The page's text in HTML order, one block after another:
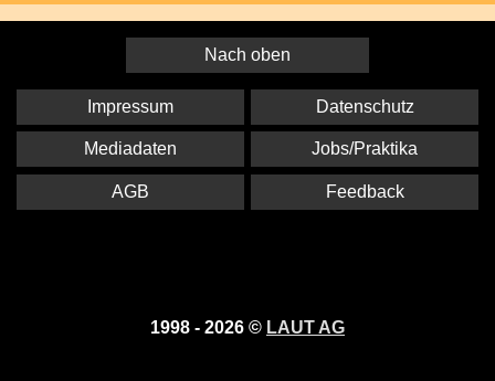
Nach oben
1998 - 2026 © LAUT AG
Impressum Datenschutz
Mediadaten Jobs/Praktika
AGB Feedback